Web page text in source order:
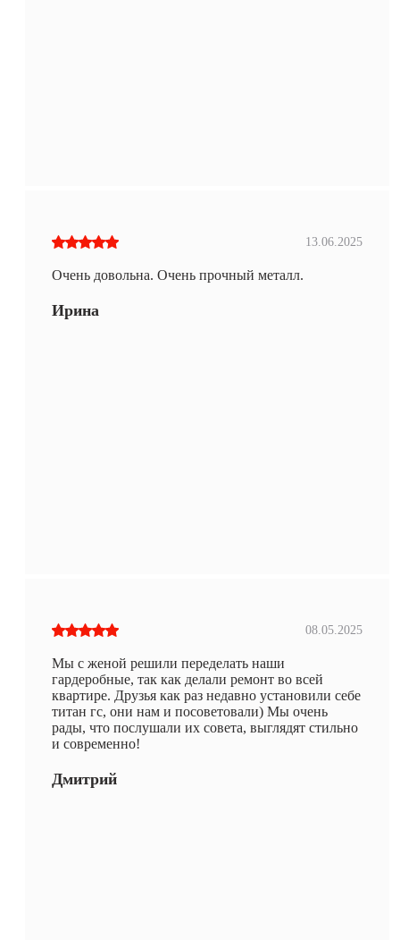
13.06.2025
Очень довольна. Очень прочный металл.
Ирина
08.05.2025
Мы с женой решили переделать наши
гардеробные, так как делали ремонт во всей
квартире. Друзья как раз недавно установили себе
титан гс, они нам и посоветовали) Мы очень
рады, что послушали их совета, выглядят стильно
и современно!
Дмитрий